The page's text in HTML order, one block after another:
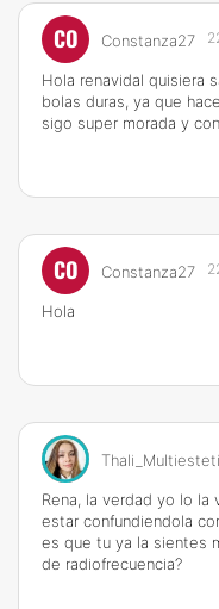
CO Constanza27
Hola renavidal quisiera
bolas duras, ya que
sigo super morada y
CO Constanza27
Hola
Rena, la verdad yo lo
estar confundiendola
es que tu ya la sientes
de radiofrecuencia?